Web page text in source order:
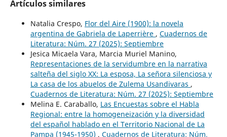
Artículos similares
Natalia Crespo, Flor del Aire (1900): la novela
argentina de Gabriela de Laperrière , Cuadernos de
Literatura: Núm. 27 (2025): Septiembre
Jesica Micaela Vara, Marcia Muriel Manino,
Representaciones de la servidumbre en la narrativa
salteña del siglo XX: La esposa, La señora silenciosa y
La casa de los abuelos de Zulema Usandivaras ,
Cuadernos de Literatura: Núm. 27 (2025): Septiembre
Melina E. Caraballo, Las Encuestas sobre el Habla
Regional: entre la homogeneización y la diversidad
del español hablado en el Territorio Nacional de La
Pampa (1945-1950) , Cuadernos de Literatura: Núm.